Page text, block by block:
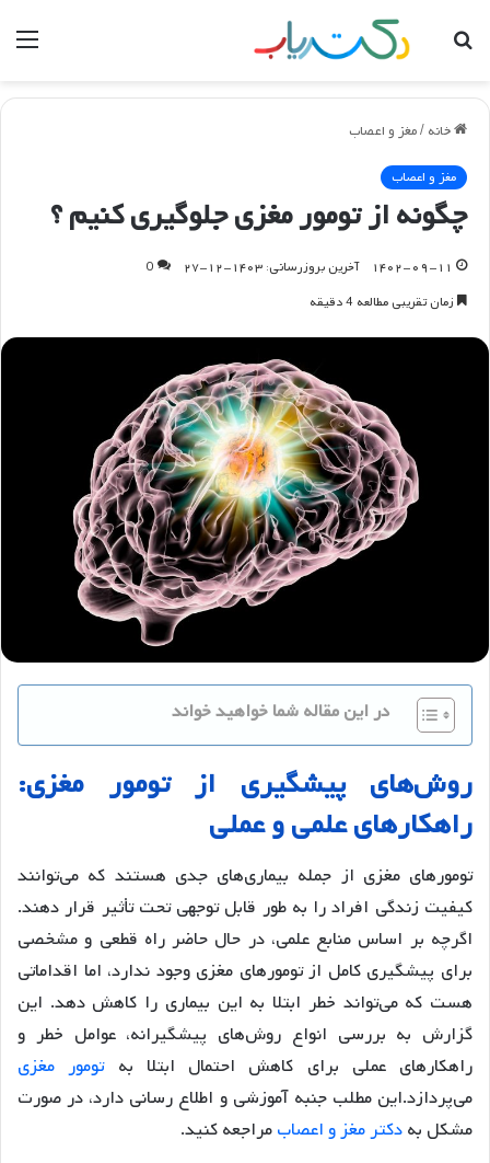
جستجو
خانه /مغز و اعصاب
مغز و اعصاب
چگونه از تومور مغزی جلوگیری کنیم ؟
۱۴۰۲-۰۹-۱۱ آخرین بروزرسانی: ۱۴۰۳-۱۲-۲۷
0
زمان تقریبی مطالعه 4 دقیقه
در این مقاله شما خواهید خواند
روش‌های پیشگیری از تومور مغزی:
راهکارهای علمی و عملی
تومورهای مغزی از جمله بیماری‌های جدی هستند که می‌توانند
کیفیت زندگی افراد را به طور قابل توجهی تحت تأثیر قرار دهند.
اگرچه بر اساس منابع علمی، در حال حاضر راه قطعی و مشخصی
برای پیشگیری کامل از تومورهای مغزی وجود ندارد، اما اقداماتی
هست که می‌تواند خطر ابتلا به این بیماری را کاهش دهد. این
گزارش به بررسی انواع روش‌های پیشگیرانه، عوامل خطر و
راهکارهای عملی برای کاهش احتمال ابتلا بهتومور مغزی
می‌پردازد.این مطلب جنبه آموزشی و اطلاع رسانی دارد، در صورت
مشکل بهدکتر مغز و اعصابمراجعه کنید.